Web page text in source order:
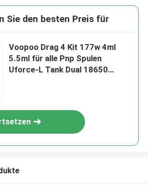
Sie den besten Preis für
Voopoo Drag 4 Kit 177w 4ml
5.5ml für alle Pnp Spulen
Uforce-L Tank Dual 18650